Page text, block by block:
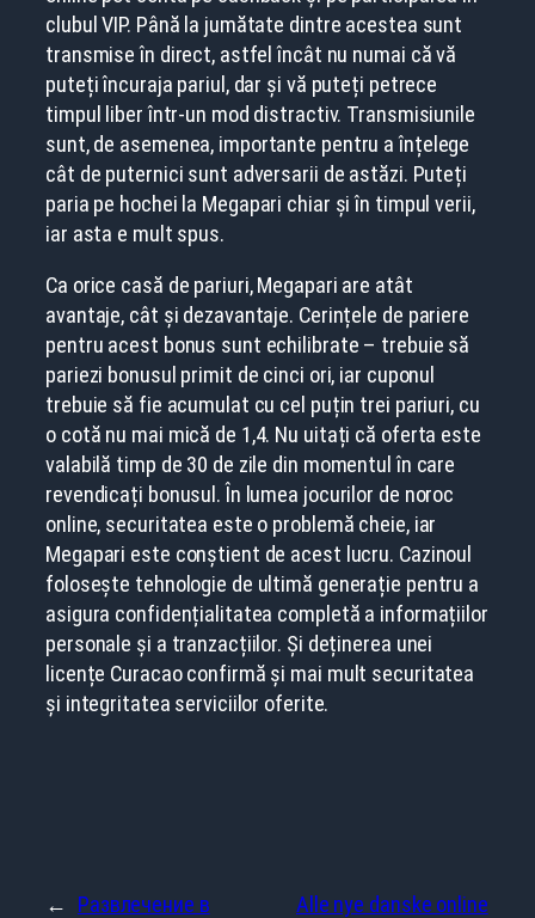
clubul VIP. Până la jumătate dintre acestea sunt
transmise în direct, astfel încât nu numai că vă
puteți încuraja pariul, dar și vă puteți petrece
timpul liber într-un mod distractiv. Transmisiunile
sunt, de asemenea, importante pentru a înțelege
cât de puternici sunt adversarii de astăzi. Puteți
paria pe hochei la Megapari chiar și în timpul verii,
iar asta e mult spus.
Ca orice casă de pariuri, Megapari are atât
avantaje, cât și dezavantaje. Cerințele de pariere
pentru acest bonus sunt echilibrate – trebuie să
pariezi bonusul primit de cinci ori, iar cuponul
trebuie să fie acumulat cu cel puțin trei pariuri, cu
o cotă nu mai mică de 1,4. Nu uitați că oferta este
valabilă timp de 30 de zile din momentul în care
revendicați bonusul. În lumea jocurilor de noroc
online, securitatea este o problemă cheie, iar
Megapari este conștient de acest lucru. Cazinoul
folosește tehnologie de ultimă generație pentru a
asigura confidențialitatea completă a informațiilor
personale și a tranzacțiilor. Și deținerea unei
licențe Curacao confirmă și mai mult securitatea
și integritatea serviciilor oferite.
←
Развлечение в
Alle nye danske online